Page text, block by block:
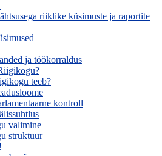
riiklike küsimuste ja raportite
ja töökorraldus
teeb?
kontroll
valimine
struktuur